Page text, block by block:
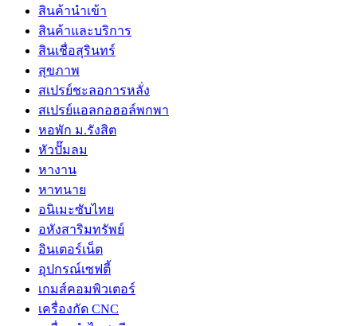
สินค้านำเข้า
สินค้าและบริการ
สินเชื่อสุรินทร์
สุขภาพ
สเปรย์ชะลอการหลั่ง
สเปรย์แอลกอฮอล์พกพา
หอพัก ม.รังสิต
หัวปั๊มลม
หางาน
หาทนาย
อนิเมะซับไทย
อหังสาริมทรัพย์
อินเตอร์เน็ต
อุปกรณ์เซฟตี้
เกมส์คอมพิวเตอร์
เครื่องกัด CNC